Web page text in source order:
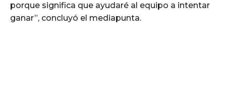
porque significa que ayudaré al equipo a intentar
ganar”, concluyó el mediapunta.